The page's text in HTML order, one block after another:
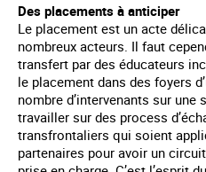
Des placements à anticiper
Le placement est un acte
nombreux acteurs. Il faut
transfert par des éducateurs
le placement dans des foyers
nombre d’intervenants sur une
travailler sur des process
transfrontaliers qui soient
partenaires pour avoir un